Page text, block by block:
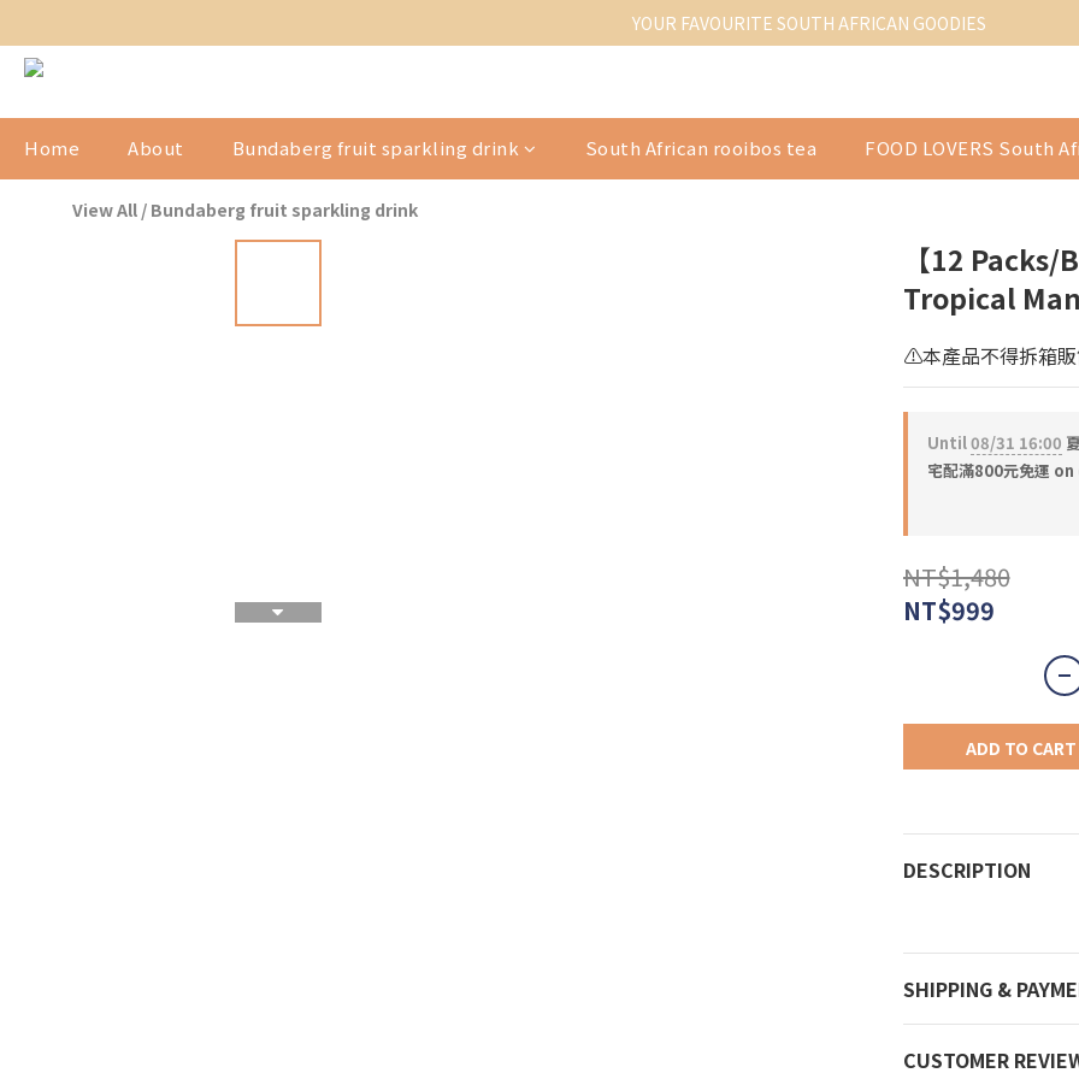
YOUR FAVOURITE SOUTH AFRICAN GOODIES
Home About Bundaberg fruit sparkling drink South African rooibos tea FOOD LOVERS South
View All / Bundaberg fruit sparkling drink
【12
Tropical
⚠️本產品不得拆箱
Until08/31 16:00
宅配滿800元免運
NT$1,480
NT$999
ADD TO CART
DESCRIPTION
SHIPPING &
CUSTOMER